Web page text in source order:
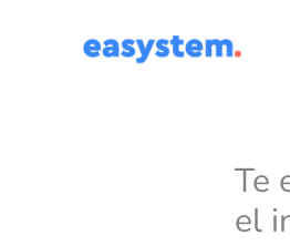
Te
el